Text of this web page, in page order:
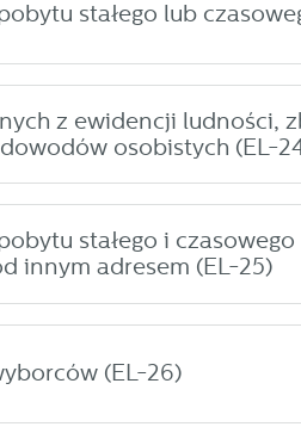
stałego lub
z ewidencji ludności,
osobistych (EL-
stałego i
innym adresem (EL-25)
(EL-26)